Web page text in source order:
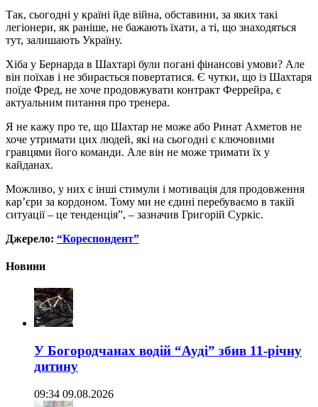
Так, сьогодні у країні йде війна, обставини, за яких такі
легіонери, як раніше, не бажають їхати, а ті, що знаходяться
тут, залишають Україну.
Хіба у Бернарда в Шахтарі були погані фінансові умови? Але
він поїхав і не збирається повертатися. Є чутки, що із Шахтаря
поїде Фред, не хоче продовжувати контракт Феррейра, є
актуальним питання про тренера.
Я не кажу про те, що Шахтар не може або Ринат Ахметов не
хоче утримати цих людей, які на сьогодні є ключовими
гравцями його команди. Але він не може тримати їх у
кайданах.
Можливо, у них є інші стимули і мотивація для продовження
кар’єри за кордоном. Тому ми не єдині перебуваємо в такій
ситуації – це тенденція”, – зазначив Григорій Суркіс.
Джерело: “Кореспондент”
Новини
У Богородчанах водій “Ауді” збив 11-річну
дитину
09:34 09.08.2026